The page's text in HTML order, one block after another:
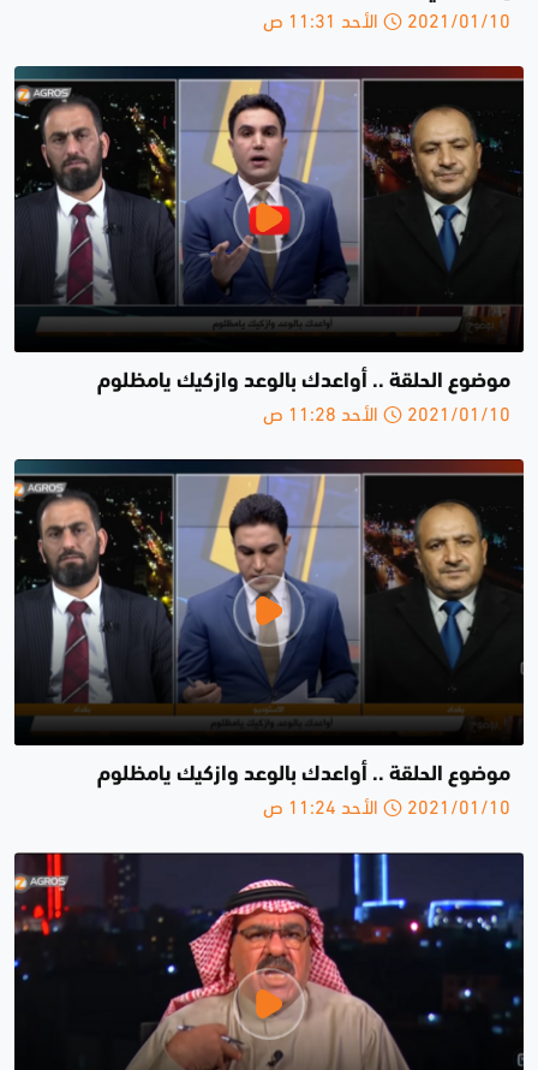
2021/01/10 الأحد 11:31 ص
موضوع الحلقة .. أواعدك بالوعد وازكيك يامظلوم
2021/01/10 الأحد 11:28 ص
موضوع الحلقة .. أواعدك بالوعد وازكيك يامظلوم
2021/01/10 الأحد 11:24 ص